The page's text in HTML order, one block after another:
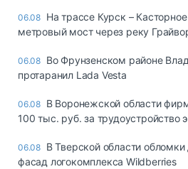
06.08 На трассе Курск –
метровый мост через реку
06.08 Во Фрунзенском районе
протаранил Lada Vesta
06.08 В Воронежской области
100 тыс. руб. за трудоустройство
06.08 В Тверской области
фасад логокомплекса Wildberries